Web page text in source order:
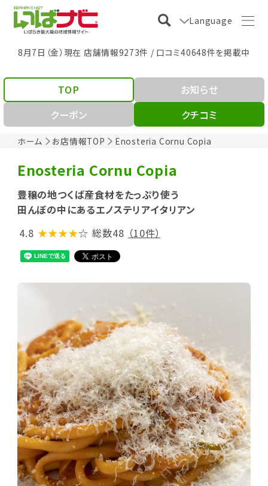
Language
8月7日（金）現在 店舗情報9273件 / 口コミ40648件を掲載中
ホーム お店情報TOP Enosteria Cornu Copia
TOP
お知らせ
クーポン
クチコミ
Enosteria Cornu Copia
豊穣の地つくば産食材をたっぷり使う
田んぼの中にあるエノステリアイタリアン
4.8 ★★★★☆ 総数48 （10件）